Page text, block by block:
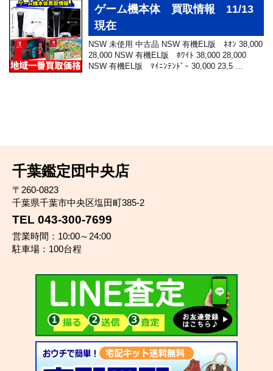
ゲーム機本体 買取情報 11/13
現在
NSW 未使用 中古品 NSW 有機EL版 ﾈｵﾝ 38,000
28,000 NSW 有機EL版 ﾎﾜｲﾄ 38,000 28,000
NSW 有機EL版 ﾏｲﾆﾝﾃﾝﾄﾞｰ 30,000 23,5 …
千葉鑑定団中央店
〒260-0823
千葉県千葉市中央区塩田町385-2
TEL 043-300-7699
営業時間：10:00～24:00
駐車場：100台程